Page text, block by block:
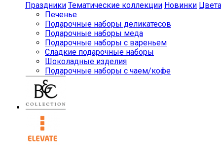
Праздники Тематические коллекции Новинки Цвета
Печенье
Подарочные наборы деликатесов
Подарочные наборы меда
Подарочные наборы с вареньем
Сладкие подарочные наборы
Шоколадные изделия
Подарочные наборы с чаем/кофе